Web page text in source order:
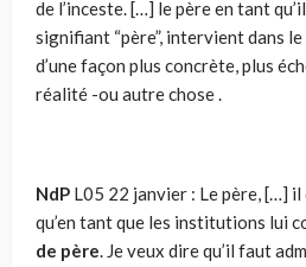
de l’inceste. […] le père en tant
signifiant “père”, intervient dans le
d’une façon plus concrète, plus
réalité -ou autre chose .
NdP L05 22 janvier : Le père, […] il
qu’en tant que les institutions lui
de père. Je veux dire qu’il faut